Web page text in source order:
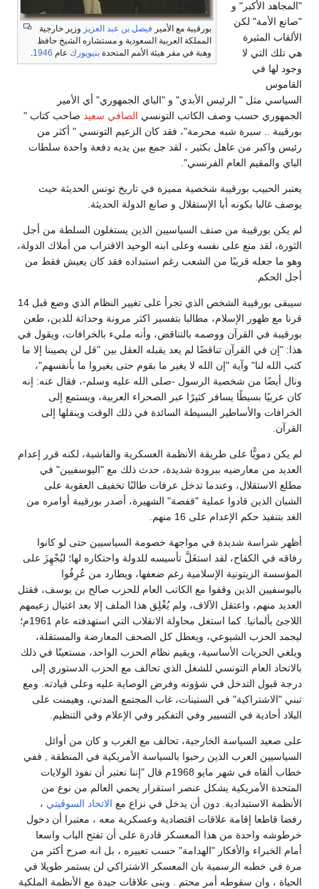
بورقيبة مع الأمير فيصل بن عبد العزيز وزير خارجية
المملكة العربية السعودية و مستشاره الشيخ حافظ
وهبة في مقر هيئة الأمم المتحدة بنيويورك عام 1946
.
"المجاهد الأكبر" و
"صانع الأمة" لكن
الألقاب المثيرة
هي تلك التي لا
وجود لها في
القاموس
السياسي مثل " الرئيس الأبدي" و "الباي الجمهوري" أي الأمير
الجمهوري حسب وصف الكاتب التونسي الصافي سعيد صاحب كتاب "
بورقيبة .. سيرة شبه محرمة"، فقد كان الزعيم التونسي " أكثر من
رئيس واكبر من عاهل بكثير ، لقد جمع بين يديه دفعة واحدة سلطات
الباي والمقيم العام الفرنسي".
يعتبر الحبيب بورقيبة شخصية مميزة في تاريخ تونس الحديثة حيث
يوصف غالبا بكونه أبا الإستقلال و صانع الدولة الحديثة.
لم يكن بورقيبة من صنف السياسيين الذين يستغلون السلطة من أجل
الثورة، لقد منع على نفسه وعلى ابنه الوحيد الاقتراب من أملاك الدولة،
وهو ما جعله قريبًا من الشعب رغم استبداده فقد كان يعيش فقط من
أجل الحكم.
سيبقى بورقيبة الشخص الذي تجرأ على تغيير النظام الذي وضع قبل 14
قرنا مع ظهور الإسلام، مطالبا بتفسير اكثر مرونة وحداثة للدين، طعن
بورقيبة في القرآن ووصمه بالتناقض، وأنه مليء بالخرافات، ويقول في
هذا: "إن في القرآن تناقضًا لم يعد يقبله العقل بين "قل لن يصيبنا إلا ما
كتب الله لنا" وآية "إن الله لا يغير ما بقوم حتى يغيروا ما بأنفسهم"،
ونال أيضًا من شخصية الرسول -صلى الله عليه وسلم-، فقال عنه: إنه
كان عربيًا بسيطًا يسافر كثيرًا عبر الصحراء العربية، ويستمع إلى
الخرافات والأساطير البسيطة السائدة في ذلك الوقت وينقلها إلى
القرآن.
لم يكن دمويًّا على طريقة الأنظمة العسكرية والفاشية، لكنه قرر إعدام
العديد من معارضيه ببرودة شديدة، حدث ذلك مع "اليوسفيين" في
مطلع الاستقلال، وعندما تدخل عرفات طالبًا تخفيف العقوبة على
الشبان الذين قادوا عملية "قفصة" الشهيرة، أصدر بورقيبة أوامره من
الغد بتنفيذ حكم الإعدام على 16 منهم.
أظهر شراسة شديدة في مواجهة خصومة السياسيين حتى لو كانوا
رفاقه في الكفاح، لقد استغَلَّ تأسيسه للدولة واحتكاره لها؛ ليُجْهِزَ على
المؤسسة الزيتونية الإسلامية رغم ضعفها، ويطارد من عُرِفُوا
باليوسفيين الذين وقفوا مع الكاتب العام للحزب صالح بن يوسف، فقتل
العديد منهم، واعتقل الآلاف، ولم يُغْلِق هذا الملف إلا بعد اغتيال زعيمهم
اللاجئ بألمانيا. كما استغل محاولة الانقلاب التي استهدفته عام 1961م؛
ليجمد الحزب الشيوعي، ويعطل كل الصحف المعارضة والمستقلة،
ويلغي الحريات الأساسية، ويقيم نظام الحزب الواحد، مستعينًا في ذلك
بالاتحاد العام التونسي للشغل الذي تحالف مع الحزب الدستوري إلى
درجة قبول التدخل في شؤونه وفرض الوصاية عليه وعلى قيادته. ومع
تبني "الاشتراكية" في الستينات، غاب المجتمع المدني، وهيمنت على
البلاد أحادية في التسيير وفي التفكير وفي الإعلام وفي التنظيم.
على صعيد السياسة الخارجية، تحالف مع الغرب و كان من أوائل
السياسيين العرب الذين رحبوا بالسياسة الأمريكية في المنطقة , ففي
خطاب ألقاه في شهر مايو 1968م قال "إننا نعتبر أن نفوذ الولايات
المتحدة الأمريكية يشكل عنصر استقرار يحمي العالم من نوع من
الأنظمة الاستبدادية. دون أن يدخل في نزاع مع الاتحاد السوڤيتي ،
رفضا قاطعا إقامة علاقات اقتصادية وعسكرية معه ، معتبرا أن دخول
خرطوشه واحدة من هذا المعسكر قادرة على أن تفتح الباب واسعا
أمام الخبراء والأفكار "الهدامة" حسب تعبيره ، بل انه صرح أكثر من
مرة في خطبه الرسمية بان المعسكر الاشتراكي لن يستمر طويلا في
الحياة ، وان سقوطه أمر محتم . وبنى علاقات جيدة مع الأنظمة الملكية